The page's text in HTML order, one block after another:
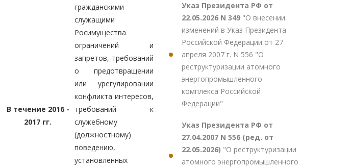
В течение 2016 -
2017 гг.
гражданскими
служащими
Росимущества
ограничений и
запретов, требований
о предотвращении
или урегулировании
конфликта интересов,
требований к
служебному
(должностному)
поведению,
установленных
Указ Президента РФ от
22.05.2026 N 349 "О внесении
изменений в Указ Президента
Российской Федерации от 27
апреля 2007 г. N 556 "О
реструктуризации атомного
энергопромышленного
комплекса Российской
Федерации"
Указ Президента РФ от
27.04.2007 N 556 (ред. от
22.05.2026) "О реструктуризации
атомного энергопромышленного